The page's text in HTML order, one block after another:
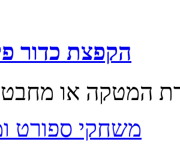
הקפצת כדור
משחקי ספורט